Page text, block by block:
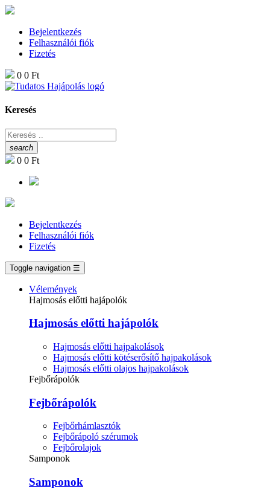
Bejelentkezés
Felhasználói fiók
Fizetés
0 0 Ft
Keresés
search
0 0 Ft
Bejelentkezés
Felhasználói fiók
Fizetés
Toggle navigation ☰
Vélemények
Hajmosás előtti hajápolók
Hajmosás előtti hajápolók
Hajmosás előtti hajpakolások
Hajmosás előtti kötéserősítő hajpakolások
Hajmosás előtti olajos hajpakolások
Fejbőrápolók
Fejbőrápolók
Fejbőrhámlasztók
Fejbőrápoló szérumok
Fejbőrolajok
Samponok
Samponok